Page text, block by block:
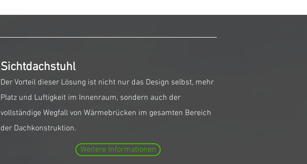
Sichtdachstuhl
Der Vorteil dieser Lösung ist nicht nur das Design selbst, mehr
Platz und Luftigkeit im Innenraum, sondern auch der
vollständige Wegfall von Wärmebrücken im gesamten Bereich
der Dachkonstruktion.
Weitere Informationen